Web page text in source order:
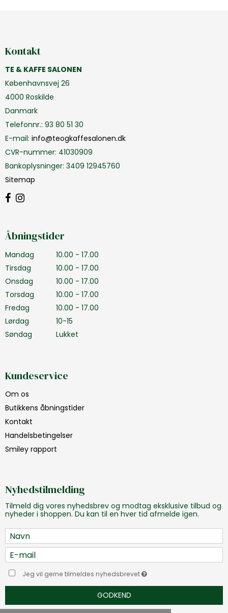
Kontakt
TE & KAFFE SALONEN
Københavnsvej 26
4000 Roskilde
Danmark
Telefonnr.: 93 80 51 30
E-mail: info@teogkaffesalonen.dk
CVR-nummer: 41030909
Bankoplysninger: 3409 12945760
Sitemap
Åbningstider
Mandag
10.00 - 17.00
Tirsdag
10.00 - 17.00
Onsdag
10.00 - 17.00
Torsdag
10.00 - 17.00
Fredag
10.00 - 17.00
Lørdag
10-15
Søndag
Lukket
Kundeservice
Om os
Butikkens åbningstider
Kontakt
Handelsbetingelser
Smiley rapport
Nyhedstilmelding
Tilmeld dig vores nyhedsbrev og modtag eksklusive tilbud og
nyheder i shoppen. Du kan til en hver tid afmelde igen.
Jeg vil gerne tilmeldes nyhedsbrevet
GODKEND